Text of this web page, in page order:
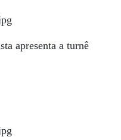
apresenta a turnê